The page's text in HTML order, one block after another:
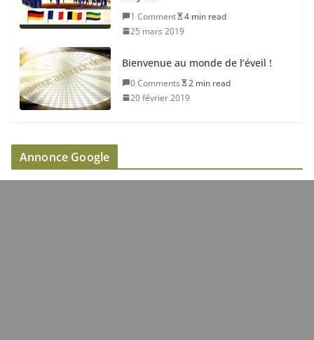
1 Comment
4 min read
25 mars 2019
Bienvenue au monde de l’éveil !
0 Comments
2 min read
20 février 2019
Annonce Google